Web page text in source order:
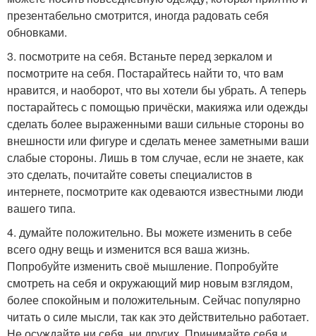
презентабельно смотрится, иногда радовать себя
обновками.
3. посмотрите на себя. Встаньте перед зеркалом и
посмотрите на себя. Постарайтесь найти то, что вам
нравится, и наоборот, что вы хотели бы убрать. А теперь
постарайтесь с помощью причёски, макияжа или одежды
сделать более выраженными ваши сильные стороны во
внешности или фигуре и сделать менее заметными ваши
слабые стороны. Лишь в том случае, если не знаете, как
это сделать, почитайте советы специалистов в
интернете, посмотрите как одеваются известными люди
вашего типа.
4. думайте положительно. Вы можете изменить в себе
всего одну вещь и изменится вся ваша жизнь.
Попробуйте изменить своё мышление. Попробуйте
смотреть на себя и окружающий мир новым взглядом,
более спокойным и положительным. Сейчас популярно
читать о силе мысли, так как это действительно работает.